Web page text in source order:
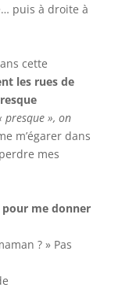
puis à droite à
cette
les rues de
presque », on
m’égarer dans
mes
me donner
? » Pas